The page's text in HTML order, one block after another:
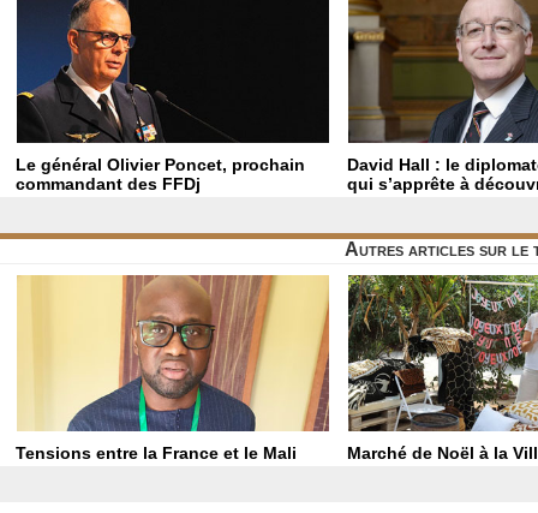
Le général Olivier Poncet, prochain
commandant des FFDj
David Hall : le
qui s’apprête à
Autres articles sur le
Tensions entre la France et le Mali Marché de Noël à la